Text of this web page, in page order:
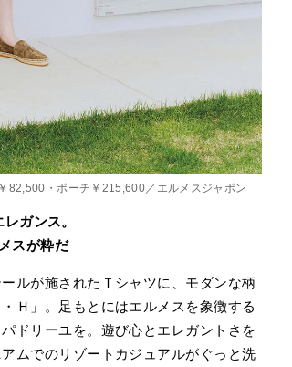
82,500・ポーチ￥215,600／エルメスジャポン
ガンス。
スが粋だ
ルが施されたＴシャツに、モダンな柄
Ｈ」。足もとにはエルメスを象徴する
ドリーユを。遊び心とエレガントさを
ムでのリゾートカジュアルがぐっと洗